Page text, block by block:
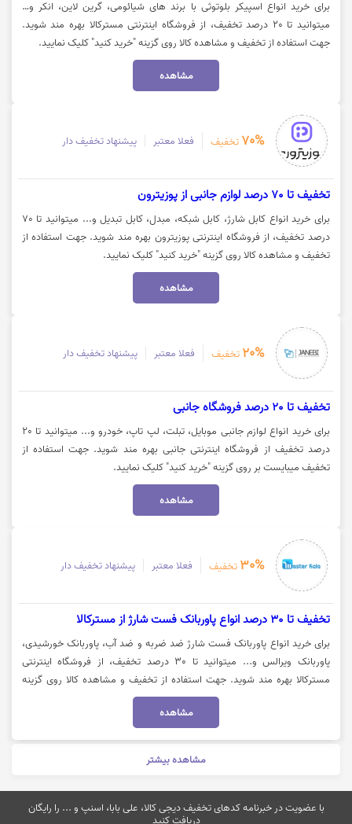
برای خرید انواع اسپیکر بلوتوثی با برند های شیائومی، گرین لاین، انکر و…
میتوانید تا 20 درصد تخفیف، از فروشگاه اینترنتی مسترکالا بهره مند شوید.
جهت استفاده از تخفیف و مشاهده کالا روی گزینه "خرید کنید" کلیک نمایید.
مشاهده
70% تخفیف فعلا معتبر پیشنهاد تخفیف دار
تخفیف تا 70 درصد لوازم جانبی از پوزیترون
برای خرید انواع کابل شارژ، کابل شبکه، مبدل، کابل تبدیل و... میتوانید تا 70
درصد تخفیف، از فروشگاه اینترنتی پوزیترون بهره مند شوید. جهت استفاده از
تخفیف و مشاهده کالا روی گزینه "خرید کنید" کلیک نمایید.
مشاهده
20% تخفیف فعلا معتبر پیشنهاد تخفیف دار
تخفیف تا 20 درصد فروشگاه جانبی
برای خرید انواع لوازم جانبی موبایل، تبلت، لپ تاپ، خودرو و... میتوانید تا 20
درصد تخفیف از فروشگاه اینترنتی جانبی بهره مند شوید. جهت استفاده از
تخفیف میبایست بر روی گزینه "خرید کنید" کلیک نمایید.
مشاهده
30% تخفیف فعلا معتبر پیشنهاد تخفیف دار
تخفیف تا 30 درصد انواع پاوربانک فست شارژ از مسترکالا
برای خرید انواع پاوربانک فست شارژ ضد ضربه و ضد آب، پاوربانک خورشیدی،
پاوربانک ویرالس و... میتوانید تا 30 درصد تخفیف، از فروشگاه اینترنتی
مسترکالا بهره مند شوید. جهت استفاده از تخفیف و مشاهده کالا روی گزینه
مشاهده
مشاهده بیشتر
با عضویت در خبرنامه کدهای تخفیف دیجی کالا، علی بابا، اسنپ و ... را رایگان
دریافت کنید